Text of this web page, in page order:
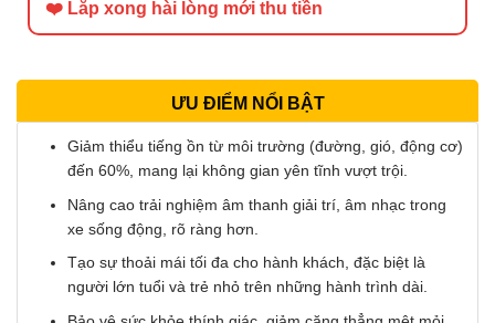
❤️ Lắp xong hài lòng mới thu tiền
ƯU ĐIỂM NỔI BẬT
Giảm thiểu tiếng ồn từ môi trường (đường, gió, động cơ)
đến 60%, mang lại không gian yên tĩnh vượt trội.
Nâng cao trải nghiệm âm thanh giải trí, âm nhạc trong
xe sống động, rõ ràng hơn.
Tạo sự thoải mái tối đa cho hành khách, đặc biệt là
người lớn tuổi và trẻ nhỏ trên những hành trình dài.